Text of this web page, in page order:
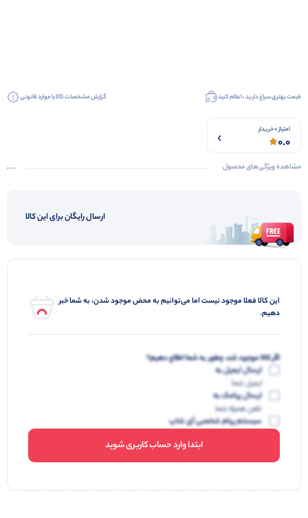
قیمت بهتری سراغ دارید ، اعلام کنید گزارش مشخصات کالا یا موارد قانونی
امتیاز 0 خریدار
0.0
مشاهده ویژگی‌های محصول
ارسال رایگان برای این کالا
این کالا فعلا موجود نیست اما می‌توانیم به محض موجود شدن، به شما خبر
دهیم.
اگر کالا موجود شد، چطور به شما اطلاع دهیم؟
ارسال ایمیل به
ایمیل شما
ارسال پیامک به
تلفن همراه شما
سیستم پیام شخصی آی شاپ
ابتدا وارد حساب کاربری شوید